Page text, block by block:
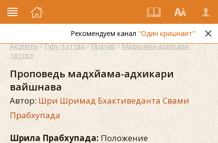
Рекомендуем канал"Один кришнаит"
Акценты/Гуру-таттва/Прачар/Мадхьяма-адхикари-
таттва
Проповедь мадхйама-адхикари
вайшнава
Автор: Шри Шримад Бхактиведанта Свами
Прабхупада
Шрила Прабхупада: Положение